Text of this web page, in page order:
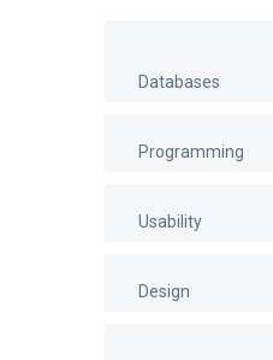
Databases
Programming
Usability
Design